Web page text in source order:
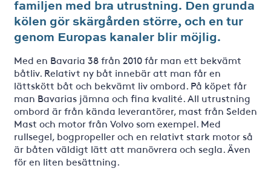
familjen med bra utrustning. Den grunda
kölen gör skärgården större, och en tur
genom Europas kanaler blir möjlig.
Med en Bavaria 38 från 2010 får man ett bekvämt
båtliv. Relativt ny båt innebär att man får en
lättskött båt och bekvämt liv ombord. På köpet får
man Bavarias jämna och fina kvalité. All utrustning
ombord är från kända leverantörer, mast från Selden
Mast och motor från Volvo som exempel. Med
rullsegel, bogpropeller och en relativt stark motor så
är båten väldigt lätt att manövrera och segla. Även
för en liten besättning.